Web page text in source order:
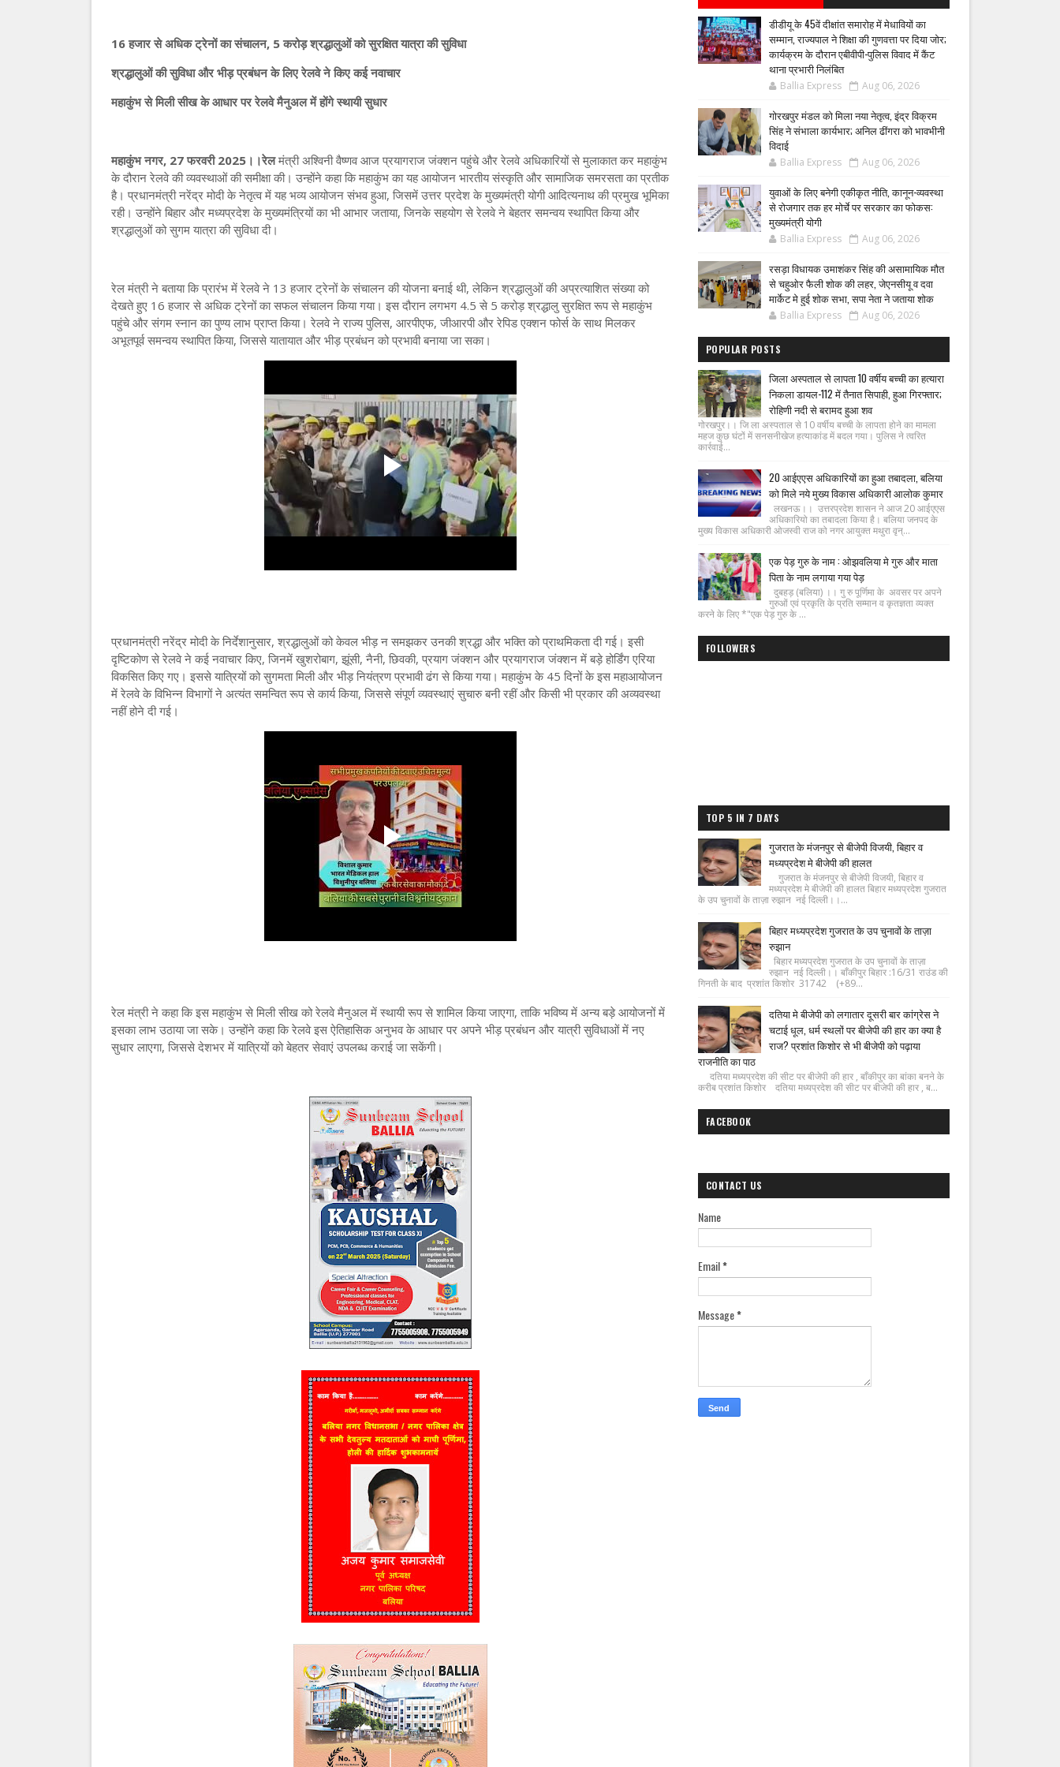
16 हजार से अधिक ट्रेनों का संचालन, 5 करोड़ श्रद्धालुओं को सुरक्षित यात्रा की सुविधा
श्रद्धालुओं की सुविधा और भीड़ प्रबंधन के लिए रेलवे ने किए कई नवाचार
महाकुंभ से मिली सीख के आधार पर रेलवे मैनुअल में होंगे स्थायी सुधार
महाकुंभ नगर, 27 फरवरी 2025।।रेलमंत्री अश्विनी वैष्णव आज प्रयागराज जंक्शन पहुंचे और रेलवे अधिकारियों से मुलाकात कर महाकुंभ
के दौरान रेलवे की व्यवस्थाओं की समीक्षा की। उन्होंने कहा कि महाकुंभ का यह आयोजन भारतीय संस्कृति और सामाजिक समरसता का प्रतीक
है। प्रधानमंत्री नरेंद्र मोदी के नेतृत्व में यह भव्य आयोजन संभव हुआ, जिसमें उत्तर प्रदेश के मुख्यमंत्री योगी आदित्यनाथ की प्रमुख भूमिका
रही। उन्होंने बिहार और मध्यप्रदेश के मुख्यमंत्रियों का भी आभार जताया, जिनके सहयोग से रेलवे ने बेहतर समन्वय स्थापित किया और
श्रद्धालुओं को सुगम यात्रा की सुविधा दी।
रेल मंत्री ने बताया कि प्रारंभ में रेलवे ने 13 हजार ट्रेनों के संचालन की योजना बनाई थी, लेकिन श्रद्धालुओं की अप्रत्याशित संख्या को
देखते हुए 16 हजार से अधिक ट्रेनों का सफल संचालन किया गया। इस दौरान लगभग 4.5 से 5 करोड़ श्रद्धालु सुरक्षित रूप से महाकुंभ
पहुंचे और संगम स्नान का पुण्य लाभ प्राप्त किया। रेलवे ने राज्य पुलिस, आरपीएफ, जीआरपी और रेपिड एक्शन फोर्स के साथ मिलकर
अभूतपूर्व समन्वय स्थापित किया, जिससे यातायात और भीड़ प्रबंधन को प्रभावी बनाया जा सका।
प्रधानमंत्री नरेंद्र मोदी के निर्देशानुसार, श्रद्धालुओं को केवल भीड़ न समझकर उनकी श्रद्धा और भक्ति को प्राथमिकता दी गई। इसी
दृष्टिकोण से रेलवे ने कई नवाचार किए, जिनमें खुशरोबाग, झूंसी, नैनी, छिवकी, प्रयाग जंक्शन और प्रयागराज जंक्शन में बड़े होर्डिंग एरिया
विकसित किए गए। इससे यात्रियों को सुगमता मिली और भीड़ नियंत्रण प्रभावी ढंग से किया गया। महाकुंभ के 45 दिनों के इस महाआयोजन
में रेलवे के विभिन्न विभागों ने अत्यंत समन्वित रूप से कार्य किया, जिससे संपूर्ण व्यवस्थाएं सुचारु बनी रहीं और किसी भी प्रकार की अव्यवस्था
नहीं होने दी गई।
रेल मंत्री ने कहा कि इस महाकुंभ से मिली सीख को रेलवे मैनुअल में स्थायी रूप से शामिल किया जाएगा, ताकि भविष्य में अन्य बड़े आयोजनों में
इसका लाभ उठाया जा सके। उन्होंने कहा कि रेलवे इस ऐतिहासिक अनुभव के आधार पर अपने भीड़ प्रबंधन और यात्री सुविधाओं में नए
सुधार लाएगा, जिससे देशभर में यात्रियों को बेहतर सेवाएं उपलब्ध कराई जा सकेंगी।
डीडीयू के 45वें दीक्षांत समारोह में मेधावियों का
सम्मान, राज्यपाल ने शिक्षा की गुणवत्ता पर दिया जोर;
कार्यक्रम के दौरान एबीवीपी-पुलिस विवाद में कैंट
थाना प्रभारी निलंबित
Ballia Express Aug 06, 2026
गोरखपुर मंडल को मिला नया नेतृत्व, इंद्र विक्रम
सिंह ने संभाला कार्यभार; अनिल ढींगरा को भावभीनी
विदाई
Ballia Express Aug 06, 2026
युवाओं के लिए बनेगी एकीकृत नीति, कानून-व्यवस्था
से रोजगार तक हर मोर्चे पर सरकार का फोकस:
मुख्यमंत्री योगी
Ballia Express Aug 06, 2026
रसड़ा विधायक उमाशंकर सिंह की असामायिक मौत
से चहुओर फैली शोक की लहर, जेएनसीयू व दवा
मार्केट मे हुई शोक सभा, सपा नेता ने जताया शोक
Ballia Express Aug 06, 2026
POPULAR POSTS
जिला अस्पताल से लापता 10 वर्षीय बच्ची का हत्यारा
निकला डायल-112 में तैनात सिपाही, हुआ गिरफ्तार;
रोहिणी नदी से बरामद हुआ शव
गोरखपुर।। जि ला अस्पताल से 10 वर्षीय बच्ची के लापता होने का मामला
महज कुछ घंटों में सनसनीखेज हत्याकांड में बदल गया। पुलिस ने त्वरित
कार्रवाई...
20 आईएएस अधिकारियों का हुआ तबादला, बलिया
को मिले नये मुख्य विकास अधिकारी आलोक कुमार
लखनऊ।। उत्तरप्रदेश शासन ने आज 20 आईएएस
अधिकारियो का तबादला किया है। बलिया जनपद के
मुख्य विकास अधिकारी ओजस्वी राज को नगर आयुक्त मथुरा वृन्...
एक पेड़ गुरु के नाम : ओझवलिया मे गुरु और माता
पिता के नाम लगाया गया पेड़
दुबहड़ (बलिया) ।। गु रु पूर्णिमा के अवसर पर अपने
गुरुओं एवं प्रकृति के प्रति सम्मान व कृतज्ञता व्यक्त
करने के लिए *"एक पेड़ गुरु के ...
FOLLOWERS
TOP 5 IN 7 DAYS
गुजरात के मंजनपुर से बीजेपी विजयी, बिहार व
मध्यप्रदेश मे बीजेपी की हालत
गुजरात के मंजनपुर से बीजेपी विजयी, बिहार व
मध्यप्रदेश मे बीजेपी की हालत बिहार मध्यप्रदेश गुजरात
के उप चुनावों के ताज़ा रुझान नई दिल्ली।।...
बिहार मध्यप्रदेश गुजरात के उप चुनावों के ताज़ा
रुझान
बिहार मध्यप्रदेश गुजरात के उप चुनावों के ताज़ा
रुझान नई दिल्ली।। बाँकीपुर बिहार :16/31 राउंड की
गिनती के बाद प्रशांत किशोर 31742 (+89...
दतिया मे बीजेपी को लगातार दूसरी बार कांग्रेस ने
चटाई धूल, धर्म स्थलों पर बीजेपी की हार का क्या है
राज? प्रशांत किशोर से भी बीजेपी को पढ़ाया
राजनीति का पाठ
दतिया मध्यप्रदेश की सीट पर बीजेपी की हार , बाँकीपुर का बांका बनने के
करीब प्रशांत किशोर दतिया मध्यप्रदेश की सीट पर बीजेपी की हार , ब...
FACEBOOK
CONTACT US
Name
Email*
Message*